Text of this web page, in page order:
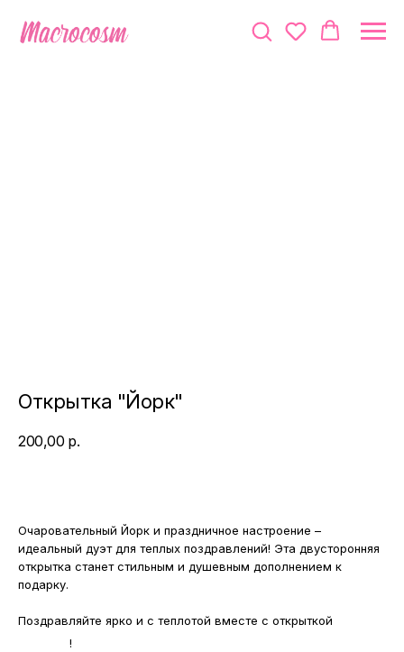
Открытка "Йорк"
200,00 р.
Очаровательный Йорк и праздничное настроение –
идеальный дуэт для теплых поздравлений! Эта двусторонняя
открытка станет стильным и душевным дополнением к
подарку.
Поздравляйте ярко и с теплотой вместе с открыткой
!
МАГАЗИНЫ
ВЛЮБИТЬСЯ И КУПИТЬ
наш бренд вы можете по адресу